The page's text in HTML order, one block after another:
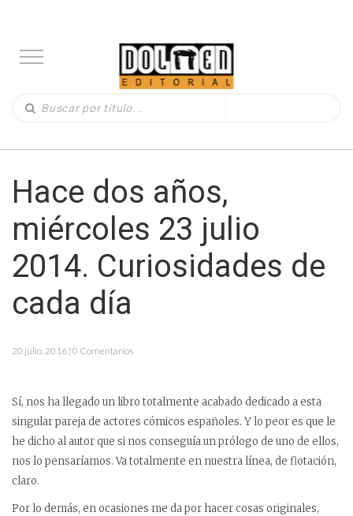
Hace dos años,
miércoles 23 julio
2014. Curiosidades de
cada día
20 julio, 2016 | 0 Comentarios
Sí, nos ha llegado un libro totalmente acabado dedicado a esta
singular pareja de actores cómicos españoles. Y lo peor es que le
he dicho al autor que si nos conseguía un prólogo de uno de ellos,
nos lo pensaríamos. Va totalmente en nuestra línea, de flotación,
claro.
Por lo demás, en ocasiones me da por hacer cosas originales,